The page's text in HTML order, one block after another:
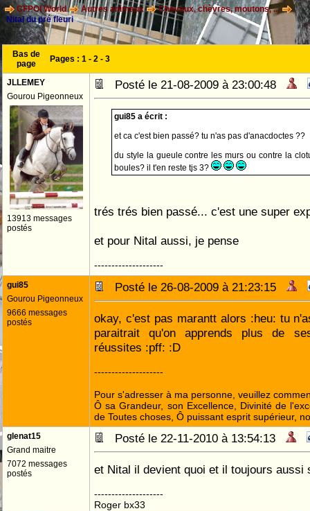
CFPOI World Autres animaux
Chevaux, chèvres, moutons, ...
Nital du pré fleuri
Bas de
page
Pages : 1 - 2 - 3
JLLEMEY
Gourou Pigeonneux
13913 messages
postés
Posté le 21-08-2009 à 23:00:48
gui85 a écrit :
et ca c'est bien passé? tu n'as pas d'anacdoctes ??
du style la gueule contre les murs ou contre la
boules? il t'en reste tjs 3?
trés trés bien passé... c'est une super
et pour Nital aussi, je pense
--------------------
gui85
Gourou Pigeonneux
9666 messages
postés
Posté le 26-08-2009 à 21:23:15
okay, c'est pas marantt alors :heu: tu
paraitrait qu'on apprends plus de
réussites :pff: :D
--------------------
Pour s'adresser à ma personne, veuillez
Ô sa Grandeur, son Excellence, Divinité de
de Toutes choses, Ô puissant esprit supérieur,
glenat15
Grand maitre
7072 messages
postés
Posté le 22-11-2010 à 13:54:13
et Nital il devient quoi et il toujours aussi
--------------------
Roger bx33